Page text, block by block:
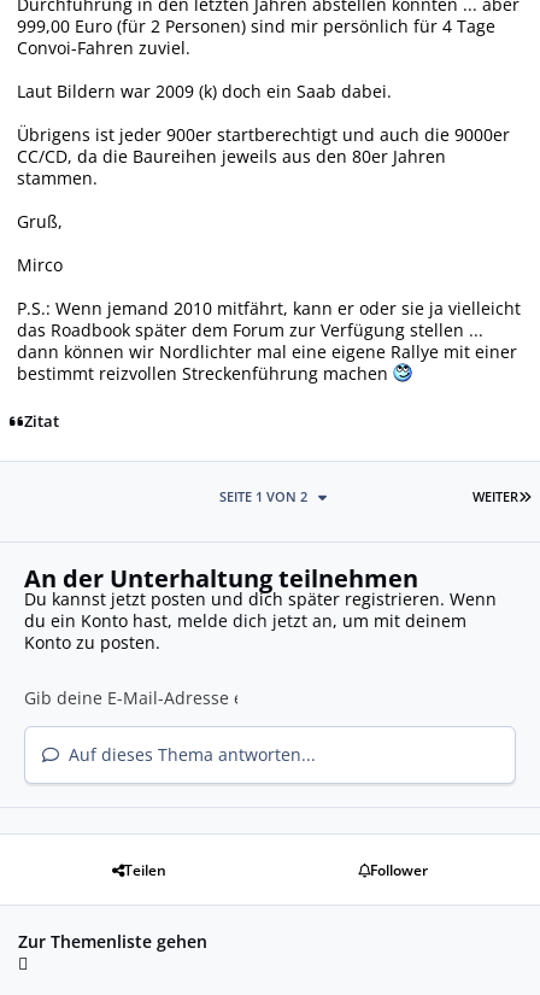
999,00 Euro (für 2 Personen) sind mir persönlich für 4 Tage
Convoi-Fahren zuviel.
Laut Bildern war 2009 (k) doch ein Saab dabei.
Übrigens ist jeder 900er startberechtigt und auch die 9000er
CC/CD, da die Baureihen jeweils aus den 80er Jahren
stammen.
Gruß,
Mirco
P.S.: Wenn jemand 2010 mitfährt, kann er oder sie ja vielleicht
das Roadbook später dem Forum zur Verfügung stellen ...
dann können wir Nordlichter mal eine eigene Rallye mit einer
bestimmt reizvollen Streckenführung machen
Zitat
WEITER
SEITE 1 VON 2
An der Unterhaltung teilnehmen
Du kannst jetzt posten und dich später registrieren. Wenn
du ein Konto hast, melde dich jetzt an, um mit deinem
Konto zu posten.
Auf dieses Thema antworten...
Teilen Follower
Zur Themenliste gehen